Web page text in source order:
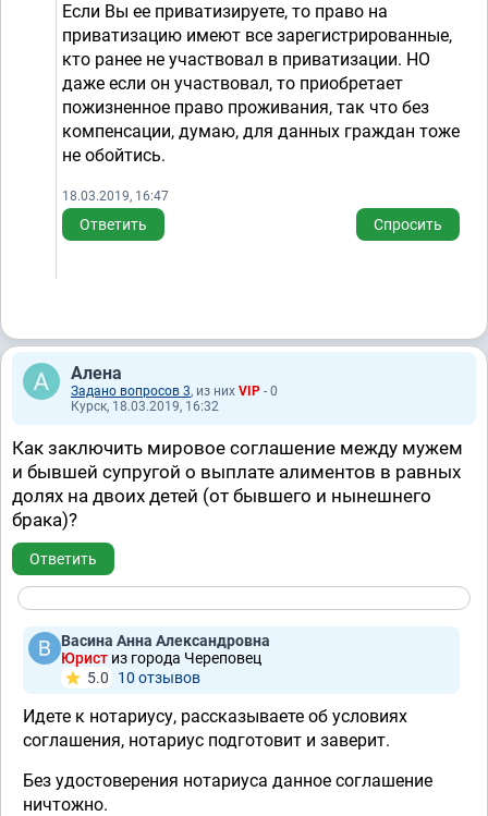
Если Вы ее приватизируете, то право на
приватизацию имеют все зарегистрированные,
кто ранее не участвовал в приватизации. НО
даже если он участвовал, то приобретает
пожизненное право проживания, так что без
компенсации, думаю, для данных граждан тоже
не обойтись.
18.03.2019, 16:47
Ответить Спросить
Алена
Задано вопросов 3, из них VIP - 0
Курск, 18.03.2019, 16:32
Как заключить мировое соглашение между мужем
и бывшей супругой о выплате алиментов в равных
долях на двоих детей (от бывшего и нынешнего
брака)?
Ответить
Васина Анна Александровна
Юрист из города Череповец
5.0
10 отзывов
Идете к нотариусу, рассказываете об условиях
соглашения, нотариус подготовит и заверит.
Без удостоверения нотариуса данное соглашение
ничтожно.